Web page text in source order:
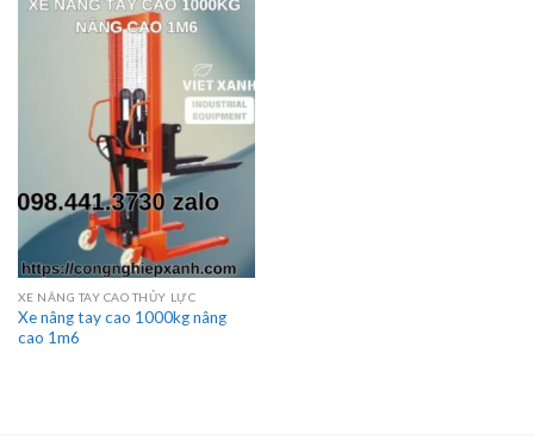
XE NÂNG TAY CAO THỦY LỰC
Xe nâng tay cao 1000kg nâng
cao 1m6